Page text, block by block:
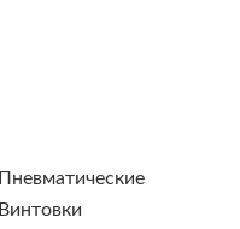
Пневматические
Винтовки